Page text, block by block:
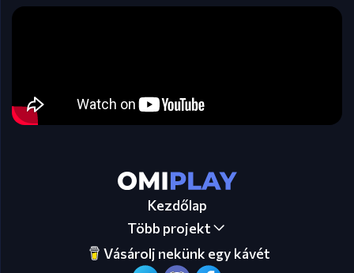
Kezdőlap
Több projekt
Vásárolj nekünk egy kávét